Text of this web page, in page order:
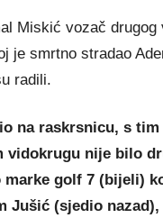
Miskić vozač
je smrtno stradao
radili.
na raskrsnicu, s
vidokrugu nije bilo
golf 7 (bijeli)
Jušić (sjedio